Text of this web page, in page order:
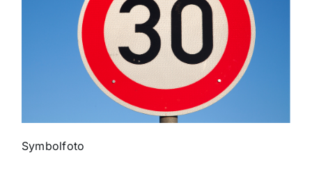
Themen und Termine
Gewinnspiele
Symbolfoto